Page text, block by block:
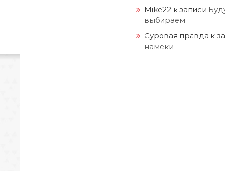
Mike22 к записи
выбираем
Суровая правда к
намёки